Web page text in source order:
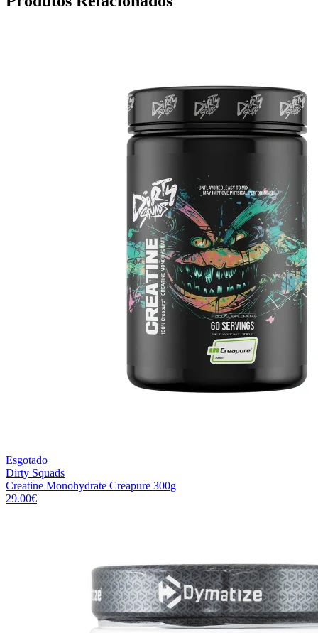
Esgotado
Dirty Squads
Creatine Monohydrate Creapure 300g
29.00€